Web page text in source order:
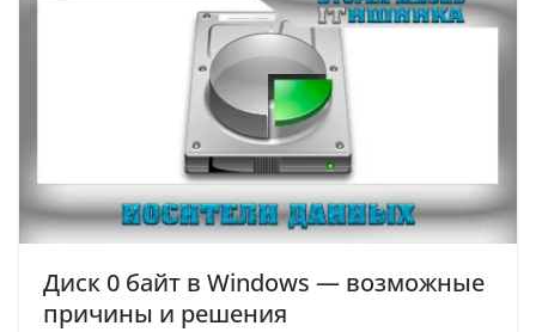
Диск 0 байт в Windows — возможные
причины и решения